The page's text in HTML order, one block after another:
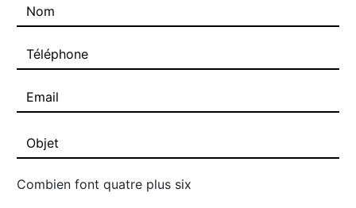
Combien font quatre plus six